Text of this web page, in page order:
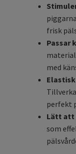
frisk
Passar
med
perfekt
Lätt att
som